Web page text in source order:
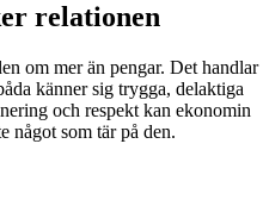
relationen
om mer än pengar. Det handlar
känner sig trygga, delaktiga
och respekt kan ekonomin
något som tär på den.